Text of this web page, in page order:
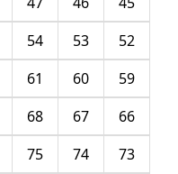
52
53
54
59
60
61
66
67
68
73
74
75